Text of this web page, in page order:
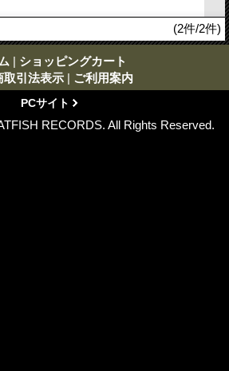
(2件/2件)
| ショッピングカート
取引法表示 | ご利用案内
PCサイト
RECORDS. All Rights Reserved.